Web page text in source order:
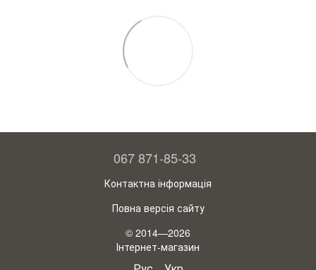
067 871-85-33
Контактна інформація
Повна версія сайту
© 2014—2026
Інтернет-магазин